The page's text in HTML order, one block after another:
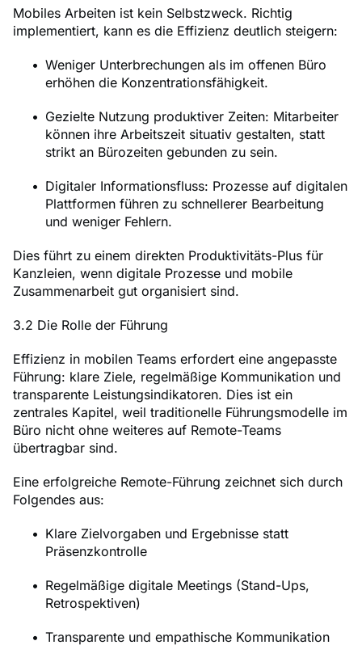
Mobiles Arbeiten ist kein Selbstzweck. Richtig
implementiert, kann es die Effizienz deutlich steigern:
Weniger Unterbrechungen als im offenen Büro
erhöhen die Konzentrationsfähigkeit.
Gezielte Nutzung produktiver Zeiten: Mitarbeiter
können ihre Arbeitszeit situativ gestalten, statt
strikt an Bürozeiten gebunden zu sein.
Digitaler Informationsfluss: Prozesse auf digitalen
Plattformen führen zu schnellerer Bearbeitung
und weniger Fehlern.
Dies führt zu einem direkten Produktivitäts-Plus für
Kanzleien, wenn digitale Prozesse und mobile
Zusammenarbeit gut organisiert sind.
3.2 Die Rolle der Führung
Effizienz in mobilen Teams erfordert eine angepasste
Führung: klare Ziele, regelmäßige Kommunikation und
transparente Leistungsindikatoren. Dies ist ein
zentrales Kapitel, weil traditionelle Führungsmodelle im
Büro nicht ohne weiteres auf Remote-Teams
übertragbar sind.
Eine erfolgreiche Remote-Führung zeichnet sich durch
Folgendes aus:
Klare Zielvorgaben und Ergebnisse statt
Präsenzkontrolle
Regelmäßige digitale Meetings (Stand-Ups,
Retrospektiven)
Transparente und empathische Kommunikation